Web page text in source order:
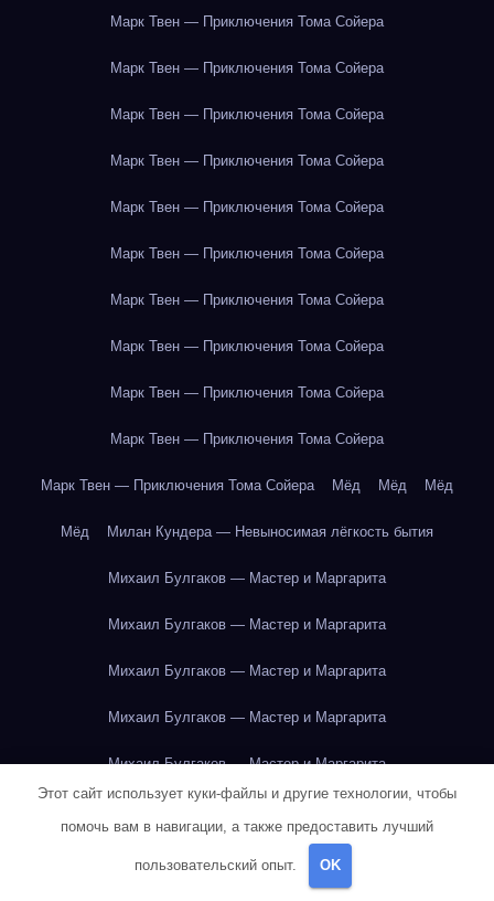
Марк Твен — Приключения Тома Сойера
Марк Твен — Приключения Тома Сойера
Марк Твен — Приключения Тома Сойера
Марк Твен — Приключения Тома Сойера
Марк Твен — Приключения Тома Сойера
Марк Твен — Приключения Тома Сойера
Марк Твен — Приключения Тома Сойера
Марк Твен — Приключения Тома Сойера
Марк Твен — Приключения Тома Сойера
Марк Твен — Приключения Тома Сойера
Марк Твен — Приключения Тома Сойера Мёд Мёд Мёд
Мёд Милан Кундера — Невыносимая лёгкость бытия
Михаил Булгаков — Мастер и Маргарита
Михаил Булгаков — Мастер и Маргарита
Михаил Булгаков — Мастер и Маргарита
Михаил Булгаков — Мастер и Маргарита
Михаил Булгаков — Мастер и Маргарита
Михаил Булгаков — Мастер и Маргарита
Этот сайт использует куки-файлы и другие технологии, чтобы
помочь вам в навигации, а также предоставить лучший
пользовательский опыт. OK